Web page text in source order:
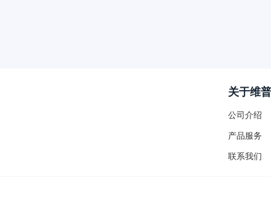
关于维普
公司介绍
产品服务
联系我们